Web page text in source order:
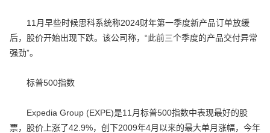
11月早些时候思科系统称2024财年第一季度新产品订单放缓
后，股价开始出现下跌。该公司称，“此前三个季度的产品交付异常
强劲”。
标普500指数
Expedia Group (EXPE)是11月标普500指数中表现最好的股
票，股价上涨了42.9%，创下2009年4月以来的最大单月涨幅，今年